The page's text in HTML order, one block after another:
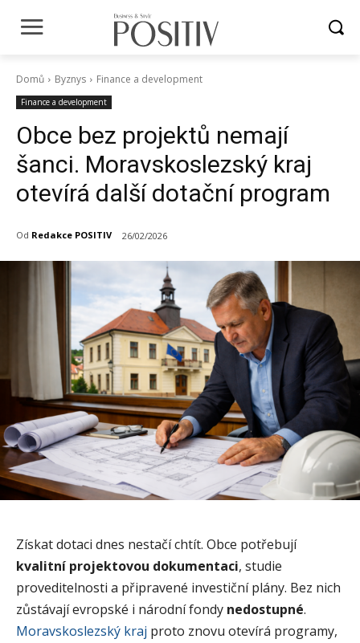
Domů Byznys Finance a development
Finance a development
Obce bez projektů nemají
šanci. Moravskoslezský kraj
otevírá další dotační program
Od Redakce POSITIV 26/02/2026
Získat dotaci dnes nestačí chtít. Obce potřebují
kvalitní projektovou dokumentaci, studie
proveditelnosti a připravené investiční plány. Bez nich
zůstávají evropské i národní fondy nedostupné.
Moravskoslezský kraj proto znovu otevírá programy,